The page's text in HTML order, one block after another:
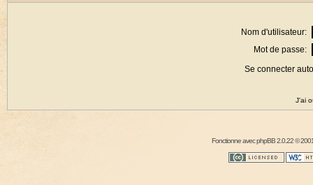
Nom d'utilisateur:
Mot de passe:
Se connecter
J'ai
Fonctionne avecphpBB2.0.22 ©